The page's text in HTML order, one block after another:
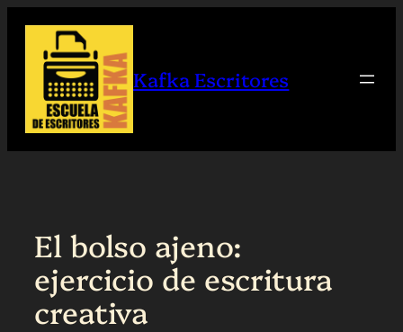
contenido
Kafka Escritores
El bolso ajeno:
ejercicio de escritura
creativa